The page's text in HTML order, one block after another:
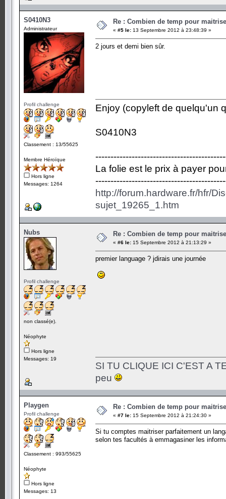
S0410N3
Administrateur
Profil challenge
Classement : 13/55625
Membre Héroïque
Hors ligne
Messages: 1264
Re : Combien de temp pour
« #5 le: 13 Septembre 2012 à 23:48:39 »
2 jours et demi bien sûr.
Enjoy (copyleft de quelqu'un
S0410N3
La folie est le prix à payer
http://forum.hardware.fr/hfr/
sujet_19265_1.htm
Nubs
Profil challenge
non classé(e).
Néophyte
Hors ligne
Messages: 19
Re : Combien de temp pour
« #6 le: 15 Septembre 2012 à 21:13:29 »
premier language ? jdirais une journée
SI TU CLIQUE ICI C'EST A
peu
Playgen
Profil challenge
Classement : 993/55625
Néophyte
Hors ligne
Messages: 13
Re : Combien de temp pour
« #7 le: 15 Septembre 2012 à 21:24:30 »
Si tu comptes maitriser parfaitement un
selon tes facultés à emmagasiner les